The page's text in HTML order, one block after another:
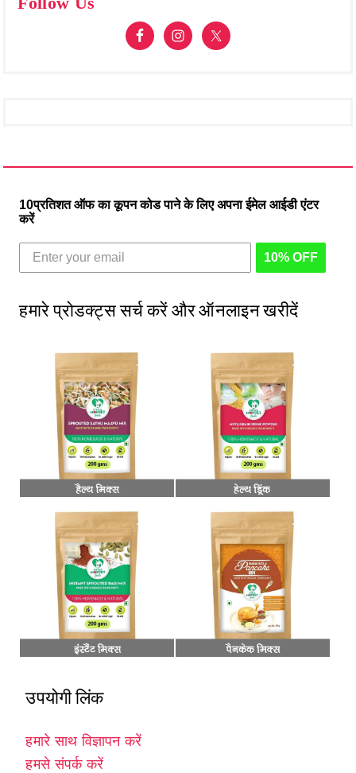
10प्रतिशत ऑफ का कूपन कोड पाने के लिए अपना ईमेल आईडी एंटर
करें
10% OFF
हमारे प्रोडक्ट्स सर्च करें और ऑनलाइन खरीदें
उपयोगी लिंक
हमारे साथ विज्ञापन करें
हमसे संपर्क करें